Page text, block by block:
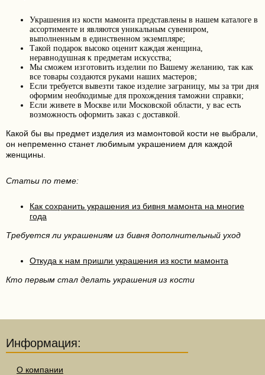
Украшения из кости мамонта представлены в нашем каталоге в
ассортименте и являются уникальным сувениром,
выполненным в единственном экземпляре;
Такой подарок высоко оценит каждая женщина,
неравнодушная к предметам искусства;
Мы сможем изготовить изделии по Вашему желанию, так как
все товары создаются руками наших мастеров;
Если требуется вывезти такое изделие заграницу, мы за три дня
оформим необходимые для прохождения таможни справки;
Если живете в Москве или Московской области, у вас есть
возможность оформить заказ с доставкой.
Какой бы вы предмет изделия из мамонтовой кости не выбрали,
он непременно станет любимым украшением для каждой
женщины.
Статьи по теме:
Как сохранить украшения из бивня мамонта на многие
года
Требуется ли украшениям из бивня дополнительный уход
Откуда к нам пришли украшения из кости мамонта
Кто первым стал делать украшения из кости
Информация:
О компании